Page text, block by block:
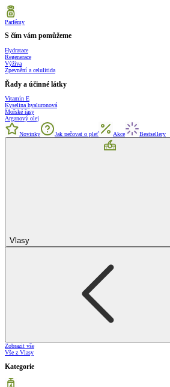
Parfémy
S čím vám pomůžeme
Hydratace
Regenerace
Výživa
Zpevnění a celulitida
Řady a účinné látky
Vitamín E
Kyselina hyaluronová
Mořské řasy
Arganový olej
Novinky Jak pečovat o pleť Akce Bestsellery
Vlasy
Zobrazit vše
Vše z Vlasy
Kategorie